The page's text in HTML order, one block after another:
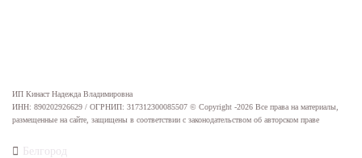
ИП Кинаст Надежда Владимировна
ИНН: 890202926629 / ОГРНИП: 317312300085507 © Copyright -2026 Все права на материалы,
размещенные на сайте, защищены в соответствии с законодательством об авторском праве
Белгород